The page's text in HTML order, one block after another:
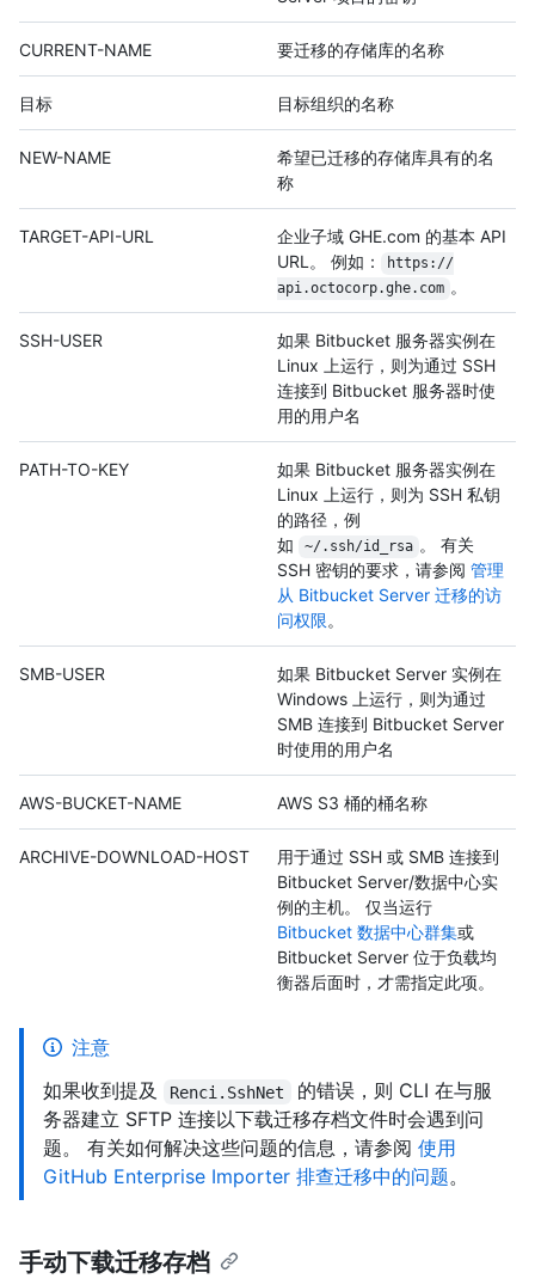
CURRENT-NAME 要迁移的存储库的名称
目标 目标组织的名称
NEW-NAME
希望已迁移的存储库具有的名
称
TARGET-API-URL
企业子域 GHE.com 的基本 API
URL。 例如：
https://
api.octocorp.ghe.com 。
SSH-USER
如果 Bitbucket 服务器实例在
Linux 上运行，则为通过 SSH
连接到 Bitbucket 服务器时使
用的用户名
PATH-TO-KEY
如果 Bitbucket 服务器实例在
Linux 上运行，则为 SSH 私钥
的路径，例
如
~/.ssh/id_rsa 。 有关
SSH 密钥的要求，请参阅 管理
从 Bitbucket Server 迁移的访
问权限。
SMB-USER
如果 Bitbucket Server 实例在
Windows 上运行，则为通过
SMB 连接到 Bitbucket Server
时使用的用户名
AWS-BUCKET-NAME AWS S3 桶的桶名称
ARCHIVE-DOWNLOAD-HOST
用于通过 SSH 或 SMB 连接到
Bitbucket Server/数据中心实
例的主机。 仅当运行
Bitbucket 数据中心群集或
Bitbucket Server 位于负载均
衡器后面时，才需指定此项。
注意
如果收到提及
Renci.SshNet
的错误，则 CLI 在与服
务器建立 SFTP 连接以下载迁移存档文件时会遇到问
题。 有关如何解决这些问题的信息，请参阅 使用
GitHub Enterprise Importer 排查迁移中的问题。
手动下载迁移存档